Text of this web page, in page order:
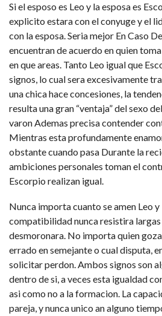
Si el esposo es Leo y la esposa es
explicito estara con el conyuge y el
con la esposa. Seri­a mejor En Caso
encuentran de acuerdo en quien
en que areas. Tanto Leo igual que
signos, lo cual sera excesivamente
una chica hace concesiones, la
resulta una gran “ventaja” del sexo
varon Ademas precisa contender
Mientras esta profundamente
obstante cuando pasa Durante la
ambiciones personales toman el
Escorpio realizan igual.
Nunca importa cuanto se amen Leo y
compatibilidad nunca resistira largas
desmoronara. No importa quien
errado en semejante o cual disputa,
solicitar perdon.Ambos signos son
dentro de si, a veces esta igualdad
asi­ como no a la formacion. La
pareja, y nunca unico an alguno